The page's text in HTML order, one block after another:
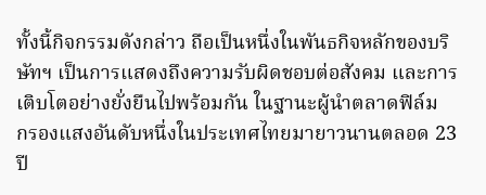
ทั้งนี้กิจกรรมดังกล่าว ถือเป็นหนึ่งในพันธกิจหลักของบริ
ษัทฯ เป็นการแสดงถึงความรับผิดชอบต่อสังคม และการ
เติบโตอย่างยั่งยืนไปพร้อมกัน ในฐานะผู้นำตลาดฟิล์ม
กรองแสงอันดับหนึ่งในประเทศไทยมายาวนานตลอด 23
ปี